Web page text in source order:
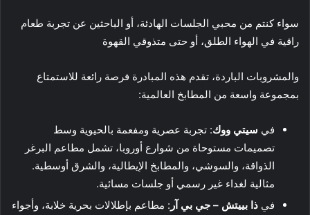
سواء كنتم من محبي الجلسات الهادئة، أو الباحثين عن تجربة طعام
راقية في الهواء الطلق، أو حتى متذوقي القهوة
والمشروبات الباردة، تقدم هذه المبادرة فرصة رائعة للاستمتاع
بمجموعة واسعة من المطابخ العالمية:
في سيتي ووك: تجربة عصرية ومفعمة بالحيوية وسط
تصميمات مستوحاة من شوارع أوروبا، تشمل مطاعم البرغر
الذواقة، والسوشي، والمطابخ الإيطالية، والشرق أوسطية.
مثالية لغداء غير رسمي أو جلسات مسائية.
في ذا بييتش – جي بي آر : مطاعم بإطلالات بحرية خلابة، وأجواء